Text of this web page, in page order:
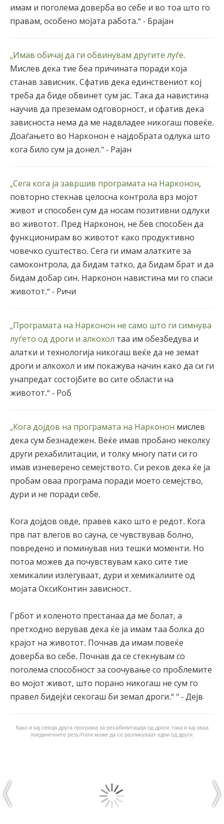
имам и поголема доверба во себе и во тоа што го
правам, особено мојата работа.“ - Брајан
„Имав обичај да ги обвинувам другите луѓе.
Мислев дека тие беа причината поради која
станав зависник. Сфатив дека единствениот кој
треба да биде обвинет сум јас. Така да навистина
научив да преземам одговорност, и сфатив дека
зависноста нема да ме надвладее никогаш повеќе.
Доаѓањето во Нарконон е најдобрата одлука што
кога било сум ја донел." - Рајан
„Сега кога ја завршив програмата на Нарконон,
повторно стекнав целосна контрола врз мојот
живот и способен сум да носам позитивни одлуки
во животот. Пред Нарконон, не бев способен да
функционирам во животот како продуктивно
човечко суштество. Сега ги имам алатките за
самоконтрола, да бидам татко, да бидам брат и да
бидам добар син. Нарконон навистина ми го спаси
животот.“ - Ричи
„Програмата на Нарконон не само што ги симнува
луѓето од дроги и алкохол таа им обезбедува и
алатки и технологија никогаш веќе да не земат
дроги и алкохол и им покажува начин како да си ги
унапредат состојбите во сите области на
животот.“ - Роб
„Кога дојдов на програмата на Нарконон мислев
дека сум безнадежен. Веќе имав пробано неколку
други рехабилитации, и толку многу пати си го
имав изневерено семејството. Си реков дека ќе ја
пробам оваа програма поради моето семејство,
дури и не поради себе.
Кога дојдов овде, правев како што е редот. Кога
прв пат влегов во сауна, се чувствував болно,
повредено и поминував низ тешки моменти. Но
потоа можев да почувствувам како сите тие
хемикалии излегуваат, дури и хемикалиите од
мојата ОксиКонтин зависност.
Грбот и коленото престанаа да ме болат, а
претходно верував дека ќе ја имам таа болка до
крајот на животот. Почнав да имам повеќе
доверба во себе. Почнав да се стекнувам со
поголема способност за соочување со проблемите
во мојот живот, што порано никогаш не сум го
правел бидејќи секогаш би земал дроги.“ " - Дејв
Како и кај секоја друга програма за рехабилитација од дроги, така и кај оваа
поединечните резултати може да се разликуваат едни од други.